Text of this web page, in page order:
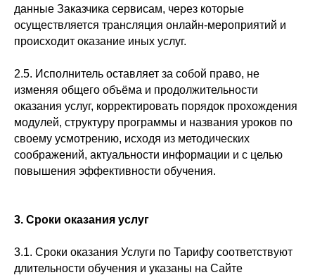
данные Заказчика сервисам, через которые
осуществляется трансляция онлайн-мероприятий и
происходит оказание иных услуг.
2.5. Исполнитель оставляет за собой право, не
изменяя общего объёма и продолжительности
оказания услуг, корректировать порядок прохождения
модулей, структуру программы и названия уроков по
своему усмотрению, исходя из методических
соображений, актуальности информации и с целью
повышения эффективности обучения.
3. Сроки оказания услуг
3.1. Сроки оказания Услуги по Тарифу соответствуют
длительности обучения и указаны на Сайте